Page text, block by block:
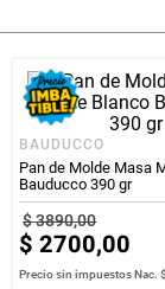
BAUDUCCO
Pan de Molde Masa
Bauducco 390 gr
$3890,00
$ 2700,00
Precio sin impuestos Nac.